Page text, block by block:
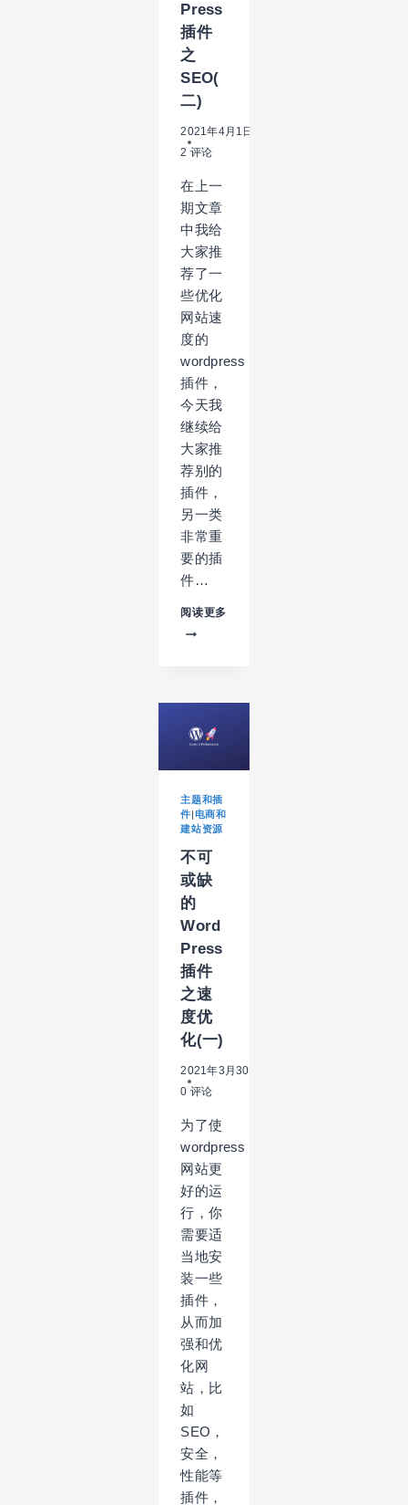
Press
插件
之
SEO(
二)
2021年4月1日
2 评论
在上一
期文章
中我给
大家推
荐了一
些优化
网站速
度的
wordpress
插件，
今天我
继续给
大家推
荐别的
插件，
另一类
非常重
要的插
件…
阅读更多
主题和插
件 电商和
建站资源
不可
或缺
的
Word
Press
插件
之速
度优
化(一)
2021年3月30日
0 评论
为了使
wordpress
网站更
好的运
行，你
需要适
当地安
装一些
插件，
从而加
强和优
化网
站，比
如
SEO，
安全，
性能等
插件，